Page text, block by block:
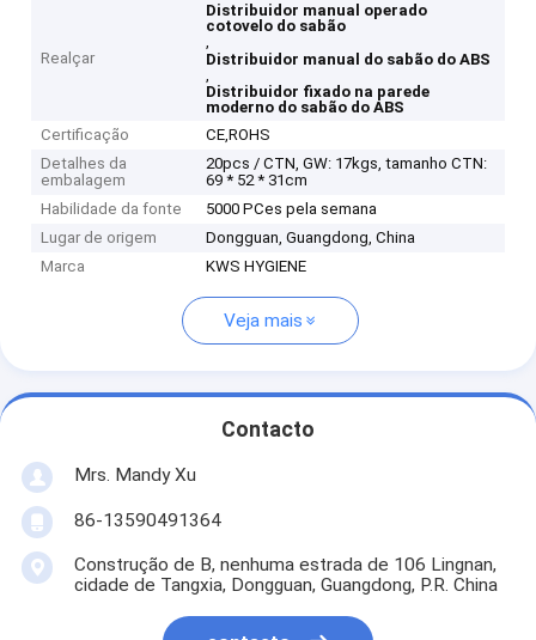
Realçar
Distribuidor manual operado
cotovelo do sabão
,
Distribuidor manual do sabão do ABS
,
Distribuidor fixado na parede
moderno do sabão do ABS
Certificação
CE,ROHS
Detalhes da
embalagem
20pcs / CTN, GW: 17kgs, tamanho CTN:
69 * 52 * 31cm
Habilidade da fonte
5000 PCes pela semana
Lugar de origem
Dongguan, Guangdong, China
Marca
KWS HYGIENE
Veja mais
Contacto
Mrs. Mandy Xu
86-13590491364
Construção de B, nenhuma estrada de 106 Lingnan,
cidade de Tangxia, Dongguan, Guangdong, P.R. China